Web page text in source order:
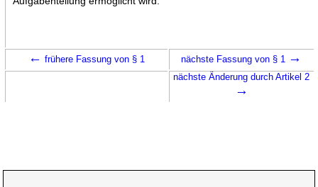
← frühere Fassung von § 1 nächste Fassung von § 1 →
nächste Änderung durch Artikel 2
→